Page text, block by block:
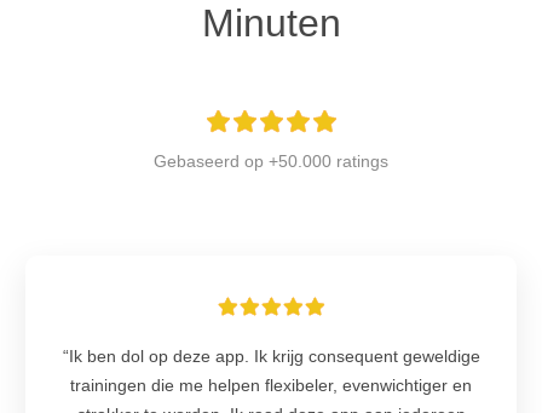
Minuten
Gebaseerd op +50.000 ratings
“Ik ben dol op deze app. Ik krijg consequent geweldige
trainingen die me helpen flexibeler, evenwichtiger en